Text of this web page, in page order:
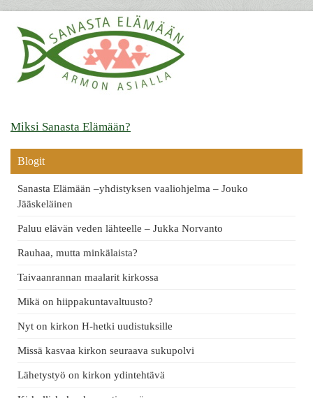
Miksi Sanasta Elämään?
Blogit
Sanasta Elämään –yhdistyksen vaaliohjelma – Jouko
Jääskeläinen
Paluu elävän veden lähteelle – Jukka Norvanto
Rauhaa, mutta minkälaista?
Taivaanrannan maalarit kirkossa
Mikä on hiippakuntavaltuusto?
Nyt on kirkon H-hetki uudistuksille
Missä kasvaa kirkon seuraava sukupolvi
Lähetystyö on kirkon ydintehtävä